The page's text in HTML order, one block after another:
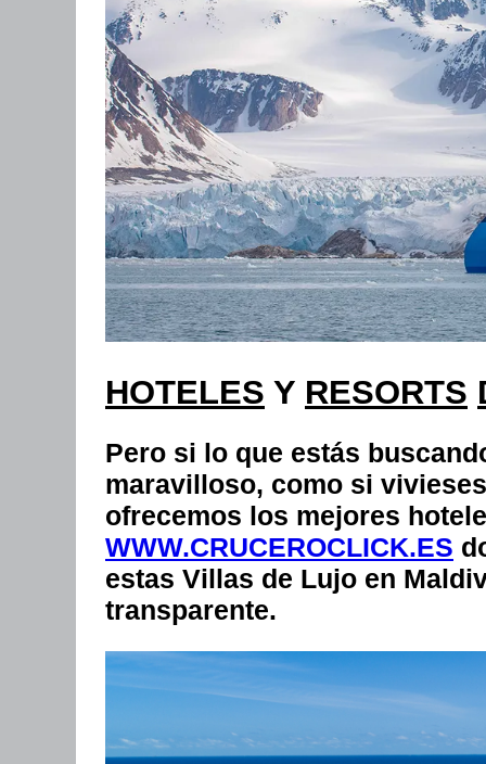
HOTELES Y RESORTS
Pero si lo que estás
maravilloso, como si
ofrecemos los mejores
WWW.CRUCEROCLICK.ES
estas Villas de Lujo en
transparente.